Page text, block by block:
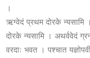
।
ऋग्वेदं प्रथम दोरके न्यसामि ।
दोरके न्यसामि । अथर्ववेदं
वरदाः भवत । पश्चात